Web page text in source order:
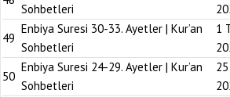
Sohbetleri
49
Enbiya Suresi 30-33. Ayetler | Kur’an
Sohbetleri
1
50
Enbiya Suresi 24-29. Ayetler | Kur’an
Sohbetleri